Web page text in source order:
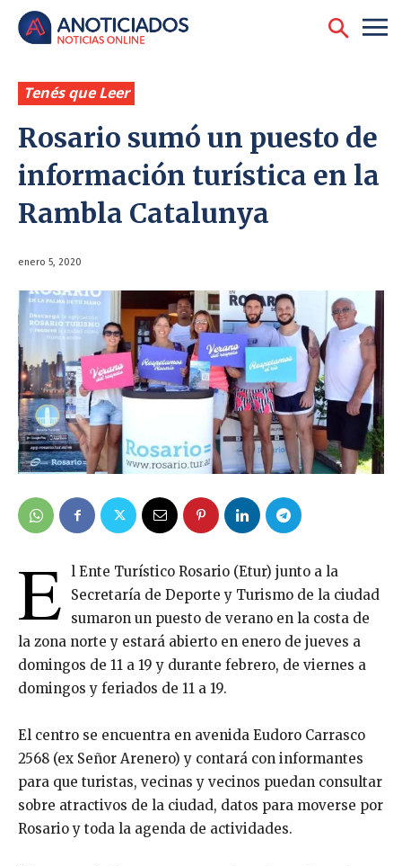
Tenés que Leer
Rosario sumó un puesto de
información turística en la
Rambla Catalunya
enero 5, 2020
E l Ente Turístico Rosario (Etur) junto a la
Secretaría de Deporte y Turismo de la ciudad
sumaron un puesto de verano en la costa de
la zona norte y estará abierto en enero de jueves a
domingos de 11 a 19 y durante febrero, de viernes a
domingos y feriados de 11 a 19.
El centro se encuentra en avenida Eudoro Carrasco
2568 (ex Señor Arenero) y contará con informantes
para que turistas, vecinas y vecinos puedan consultar
sobre atractivos de la ciudad, datos para moverse por
Rosario y toda la agenda de actividades.